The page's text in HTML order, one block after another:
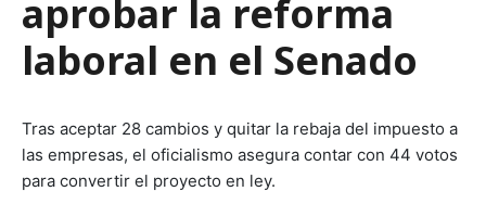
aprobar la reforma
laboral en el Senado
Tras aceptar 28 cambios y quitar la rebaja del impuesto a
las empresas, el oficialismo asegura contar con 44 votos
para convertir el proyecto en ley.